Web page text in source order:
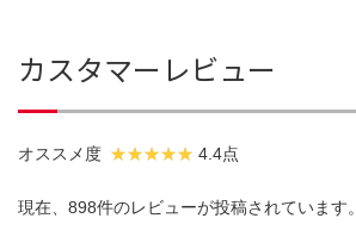
カスタマーレビュー
オススメ度 4.4点
現在、898件のレビューが投稿されています。